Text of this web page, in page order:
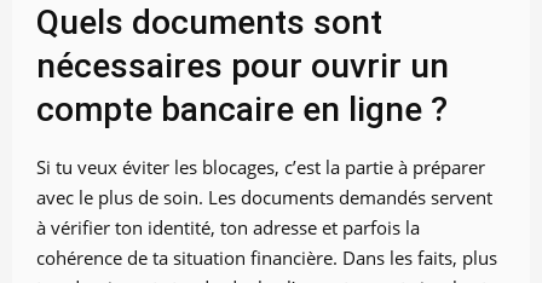
Quels documents sont
nécessaires pour ouvrir un
compte bancaire en ligne ?
Si tu veux éviter les blocages, c’est la partie à préparer
avec le plus de soin. Les documents demandés servent
à vérifier ton identité, ton adresse et parfois la
cohérence de ta situation financière. Dans les faits, plus